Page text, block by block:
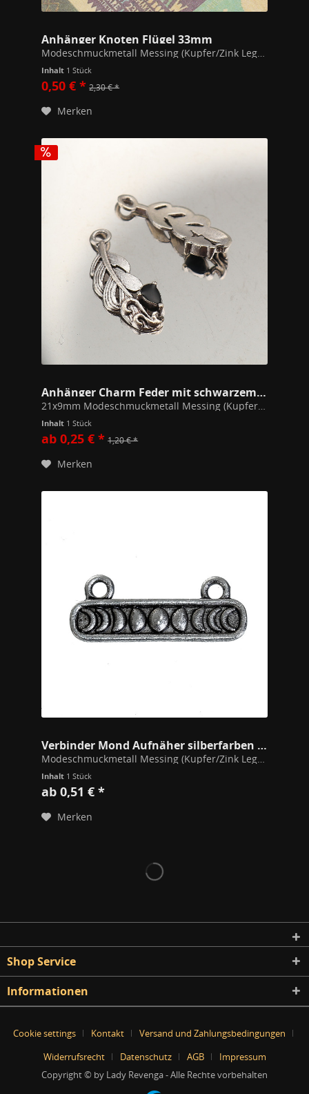
Anhänger Knoten Flügel 33mm
Inhalt 1 Stück
0,50 € * 2,30 € *
Merken
Anhänger Charm Feder mit schwarzem Detail 21mm
Inhalt 1 Stück
ab 0,25 € * 1,20 € *
Merken
Verbinder Mond Aufnäher silberfarben 25mm
Inhalt 1 Stück
ab 0,51 € *
Merken
Shop Service
Informationen
Cookie settings Kontakt
Versand und Zahlungsbedingungen
Widerrufsrecht
Datenschutz AGB
Impressum
Copyright © by Lady Revenga - Alle Rechte vorbehalten